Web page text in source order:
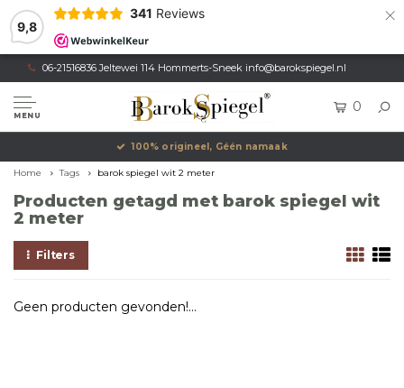
9,8
341 Reviews ×
06-21516836 Jeltewei 114 Hommerts-Sneek info@barokspiegel.nl
MENU
0
100% origineel, Géén namaak
Home Tags barok spiegel wit 2 meter
Producten getagd met barok spiegel wit
2 meter
Filters
Geen producten gevonden!...